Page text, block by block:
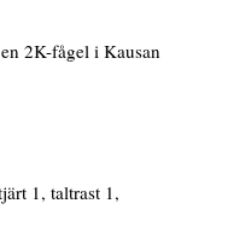
2K-fågel i Kausan
1, taltrast 1,